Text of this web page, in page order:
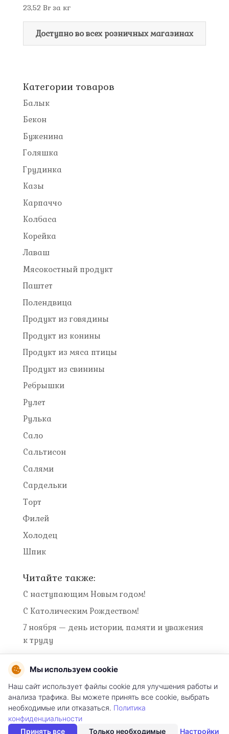
23,52 Brза кг
Доступно во всех розничных магазинах
Категории товаров
Балык
Бекон
Буженина
Голяшка
Грудинка
Казы
Карпаччо
Колбаса
Корейка
Лаваш
Мясокостный продукт
Паштет
Полендвица
Продукт из говядины
Продукт из конины
Продукт из мяса птицы
Продукт из свинины
Ребрышки
Рулет
Рулька
Сало
Сальтисон
Салями
Сардельки
Торт
Филей
Холодец
Шпик
Читайте также:
С наступающим Новым годом!
С Католическим Рождеством!
7 ноября — день истории, памяти и уважения
к труду
Условия использования сайта
Разработка интернет магазинов и техническая
поддержка
Мы используем cookie
Наш сайт использует файлы cookie для улучшения работы и
анализа трафика. Вы можете принять все cookie, выбрать
необходимые или отказаться. Политика
конфиденциальности
Принять все
Только необходимые Настройки